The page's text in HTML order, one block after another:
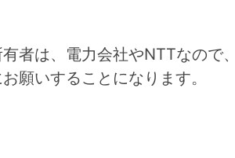
有者は、電力会社やNTTなので
願いすることになります。